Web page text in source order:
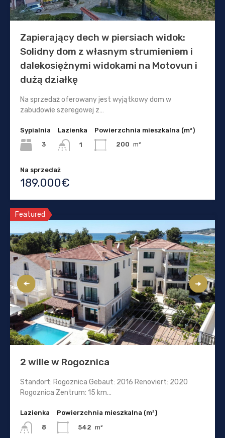
Zapierający dech w piersiach widok:
Solidny dom z własnym strumieniem i
dalekosiężnymi widokami na Motovun i
dużą działkę
Na sprzedaż oferowany jest wyjątkowy dom w
zabudowie szeregowej z…
Sypialnia
3
Lazienka
1
Powierzchnia mieszkalna (m²)
200 m²
Na sprzedaż
189.000€
Featured
2 wille w Rogoznica
Standort: Rogoznica Gebaut: 2016 Renoviert: 2020
Rogoznica Zentrum: 15 km…
Lazienka
8
Powierzchnia mieszkalna (m²)
542 m²